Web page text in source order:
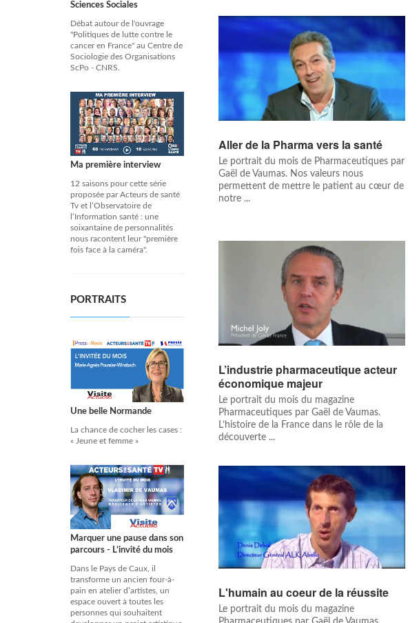
Sciences Sociales
Débat autour de l'ouvrage
"Politiques de lutte contre le
cancer en France" au Centre de
Sociologie des Organisations
ScPo - CNRS.
Ma première interview
12 saisons pour cette série
proposée par Acteurs de santé
Tv et l’Observatoire de
l’Information santé : une
soixantaine de personnalités
nous racontent leur "première
fois face à la caméra".
PORTRAITS
Une belle Normande
La chance de cocher les cases :
« Jeune et femme »
Marquer une pause dans son
parcours - L’invité du mois
Dans le Pays de Caux, il
transforme un ancien four-à-
pain en atelier d’artistes, un
espace ouvert à toutes les
personnes qui souhaitent
Aller de la Pharma vers la santé
Le portrait du mois de Pharmaceutiques par
Gaël de Vaumas. Nos valeurs nous
permettent de mettre le patient au cœur de
notre ...
L’industrie pharmaceutique acteur
économique majeur
Le portrait du mois du magazine
Pharmaceutiques par Gaël de Vaumas.
L’histoire de la France dans le rôle de la
découverte ...
L'humain au coeur de la réussite
Le portrait du mois du magazine